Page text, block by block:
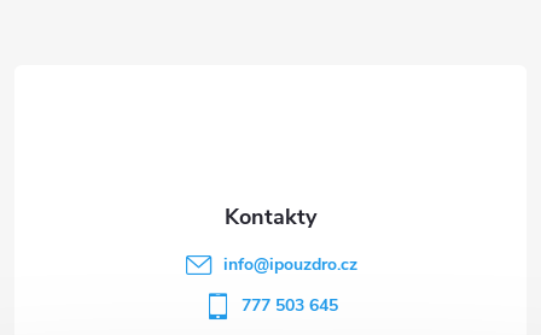
info@ipouzdro.cz
777 503 645